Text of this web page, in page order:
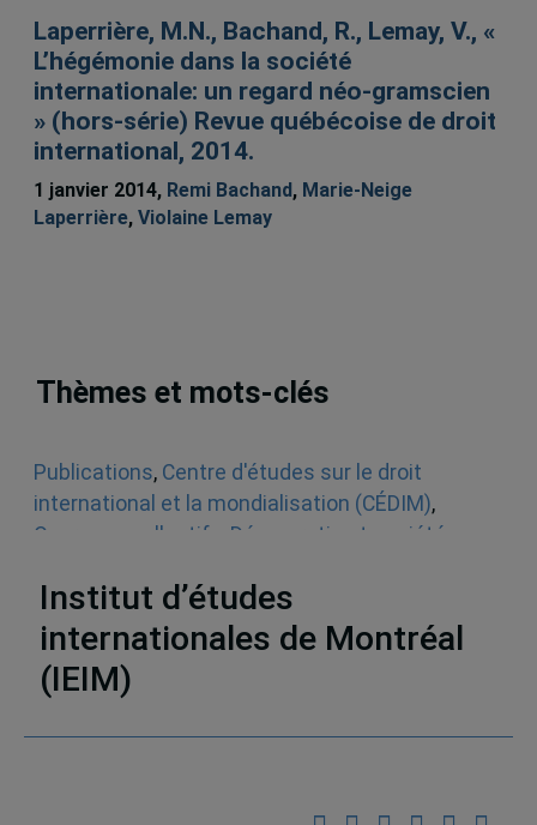
Laperrière, M.N., Bachand, R., Lemay, V., «
L’hégémonie dans la société
internationale: un regard néo-gramscien
» (hors-série) Revue québécoise de droit
international, 2014.
1 janvier 2014, Remi Bachand, Marie-Neige
Laperrière, Violaine Lemay
Thèmes et mots-clés
Publications, Centre d'études sur le droit
international et la mondialisation (CÉDIM),
Ouvrages collectifs
Démocratie et société
Institut d’études
internationales de Montréal
(IEIM)